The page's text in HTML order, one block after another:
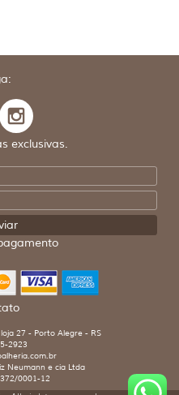
exclusivas.
27 - Porto Alegre - RS
2923
Neumann e cia Ltda
0001-12